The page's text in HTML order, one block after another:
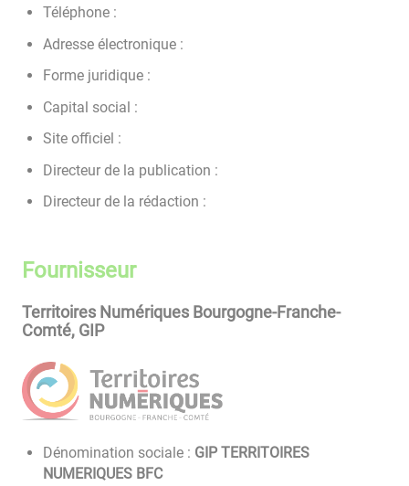
Téléphone :
Adresse électronique :
Forme juridique :
Capital social :
Site officiel :
Directeur de la publication :
Directeur de la rédaction :
Fournisseur
Territoires Numériques Bourgogne-Franche-
Comté, GIP
Dénomination sociale : GIP TERRITOIRES
NUMERIQUES BFC